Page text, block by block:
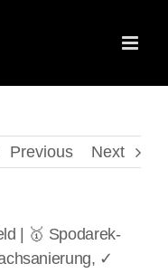
Previous Next
| 🥇 Spodarek-
✓